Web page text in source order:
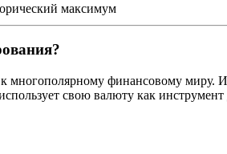
максимум
многополярному финансовому миру.
свою валюту как инструмент